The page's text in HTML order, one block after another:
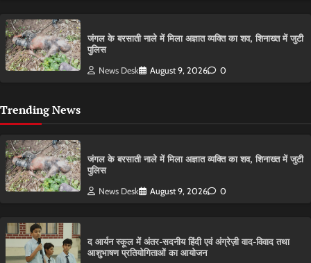
​जंगल के बरसाती नाले में मिला अज्ञात व्यक्ति का शव, शिनाख्त में जुटी
पुलिस
News Desk August 9, 2026 0
Trending News
​जंगल के बरसाती नाले में मिला अज्ञात व्यक्ति का शव, शिनाख्त में जुटी
पुलिस
News Desk August 9, 2026 0
द आर्यन स्कूल में अंतर-सदनीय हिंदी एवं अंग्रेज़ी वाद-विवाद तथा
आशुभाषण प्रतियोगिताओं का आयोजन